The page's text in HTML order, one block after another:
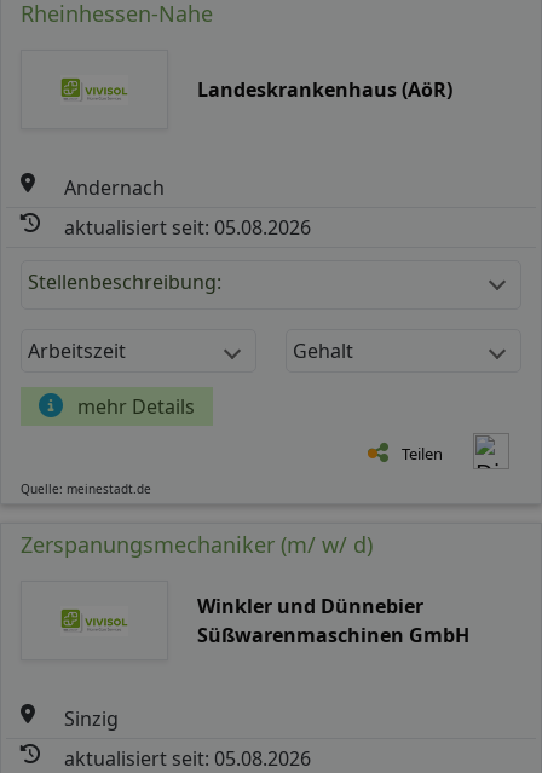
Rheinhessen-Nahe
Landeskrankenhaus (AöR)
Andernach
aktualisiert seit: 05.08.2026
Stellenbeschreibung:
Arbeitszeit Gehalt
mehr Details
Teilen
Quelle: meinestadt.de
Zerspanungsmechaniker (m/ w/ d)
Winkler und Dünnebier
Süßwarenmaschinen GmbH
Sinzig
aktualisiert seit: 05.08.2026